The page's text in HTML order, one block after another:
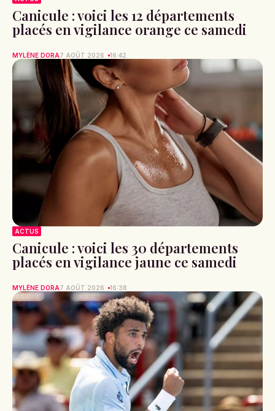
Canicule : voici les 12 départements
placés en vigilance orange ce samedi
MYLÈNE DORA7 AOÛT 2026 16:42
ACTUS
Canicule : voici les 30 départements
placés en vigilance jaune ce samedi
MYLÈNE DORA7 AOÛT 2026 16:38